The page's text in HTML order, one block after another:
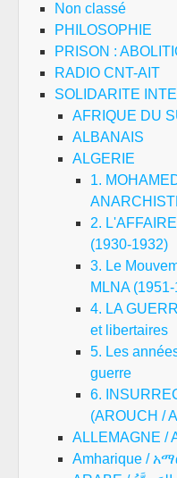
Non classé
PHILOSOPHIE
PRISON :
RADIO CNT-AIT
SOLIDARITE
AFRIQUE DU
ALBANAIS
ALGERIE
1.
2.
(1930-1932)
3. Le
MLNA
4. LA
et libertaires
5. Les
guerre
6.
(AROUCH /
ALLEMAGNE /
Amharique /